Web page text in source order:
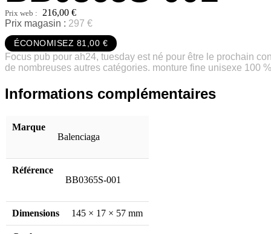
216,00 €
Prix magasin : 297 €
ÉCONOMISEZ 81,00 €
Focus pub pour ah24, tuesday est né pour être le prochain
de nombreuses autres catégories. monture fine unisexe 100
Informations complémentaires
Référence
BB0365S-001
Dimensions 145 × 17 × 57 mm
Marque
Balenciaga